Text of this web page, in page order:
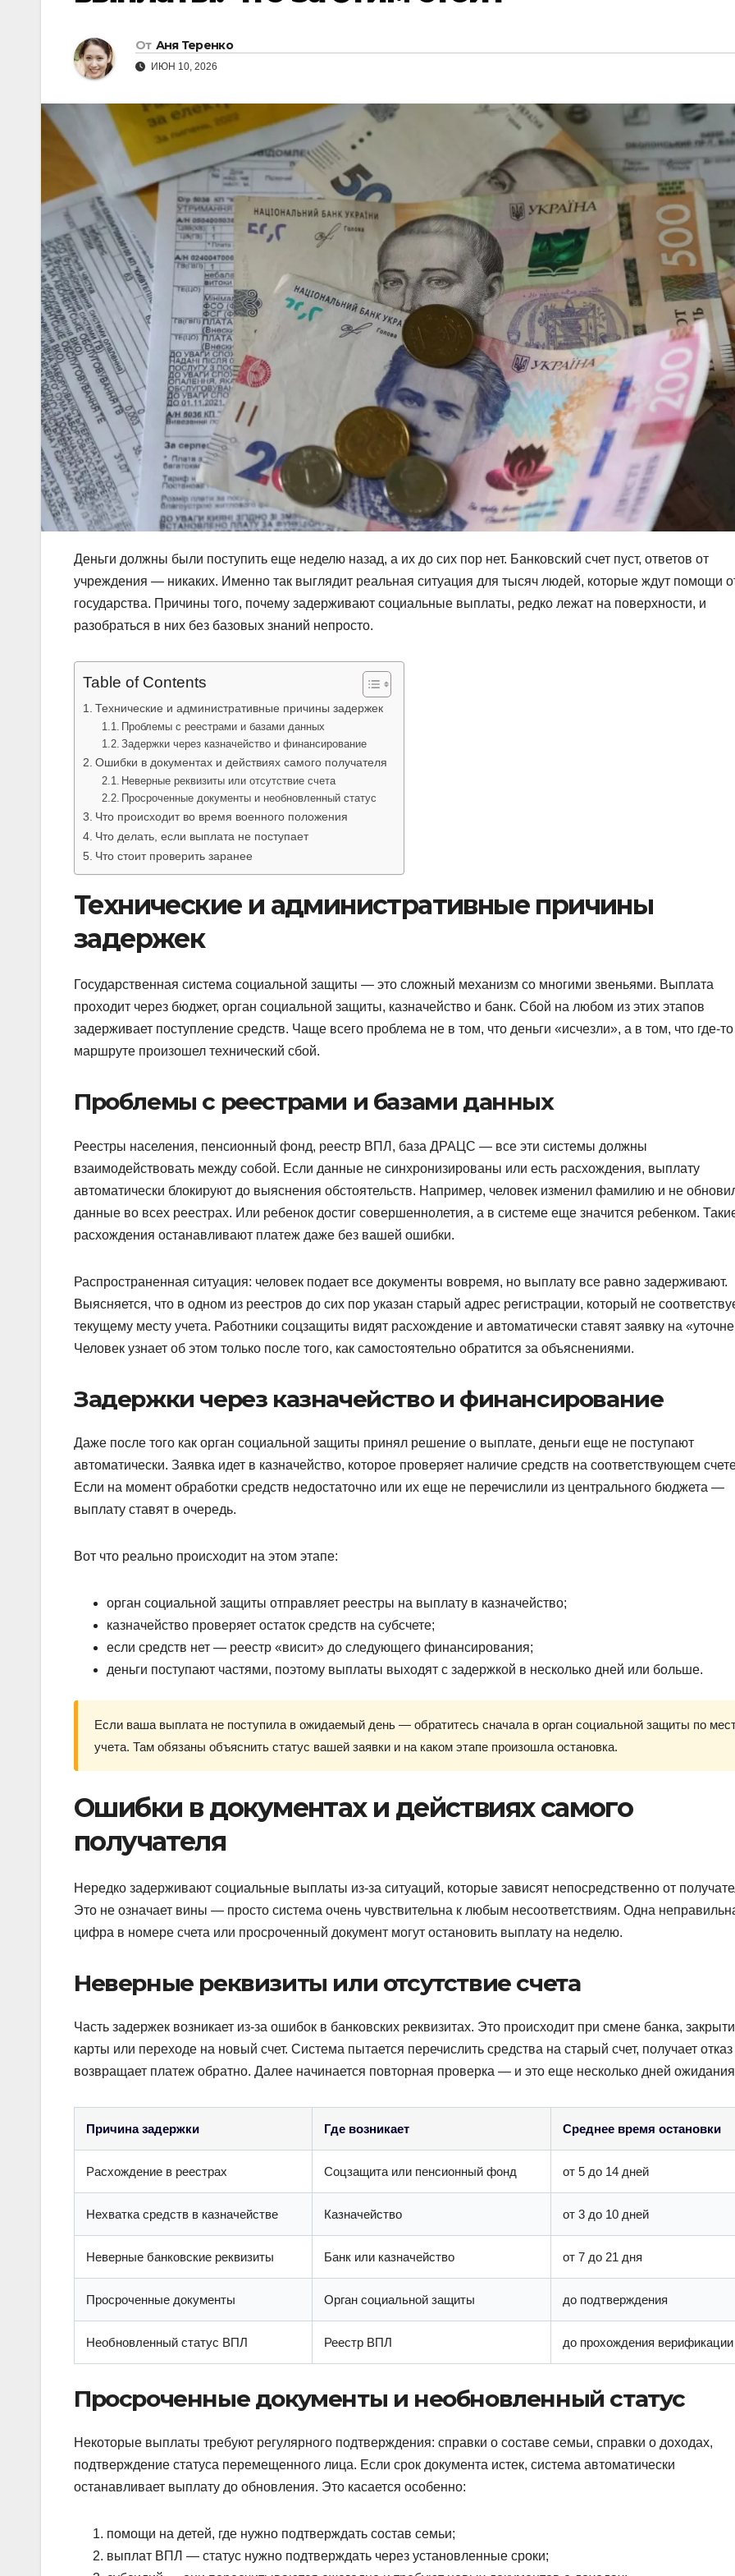
От Аня Теренко
ИЮН 10, 2026
Деньги должны были поступить еще неделю назад, а их до сих пор нет. Банковский счет пуст, ответов от
учреждения — никаких. Именно так выглядит реальная ситуация для тысяч людей, которые ждут помощи
государства. Причины того, почему задерживают социальные выплаты, редко лежат на поверхности, и
разобраться в них без базовых знаний непросто.
Table of Contents
Технические и административные причины задержек
Проблемы с реестрами и базами данных
Задержки через казначейство и финансирование
Ошибки в документах и действиях самого получателя
Неверные реквизиты или отсутствие счета
Просроченные документы и необновленный статус
Что происходит во время военного положения
Что делать, если выплата не поступает
Что стоит проверить заранее
Технические и административные причины
задержек
Государственная система социальной защиты — это сложный механизм со многими звеньями. Выплата
проходит через бюджет, орган социальной защиты, казначейство и банк. Сбой на любом из этих этапов
задерживает поступление средств. Чаще всего проблема не в том, что деньги «исчезли», а в том, что где-
маршруте произошел технический сбой.
Проблемы с реестрами и базами данных
Реестры населения, пенсионный фонд, реестр ВПЛ, база ДРАЦС — все эти системы должны
взаимодействовать между собой. Если данные не синхронизированы или есть расхождения, выплату
автоматически блокируют до выяснения обстоятельств. Например, человек изменил фамилию и не
данные во всех реестрах. Или ребенок достиг совершеннолетия, а в системе еще значится ребенком.
расхождения останавливают платеж даже без вашей ошибки.
Распространенная ситуация: человек подает все документы вовремя, но выплату все равно задерживают.
Выясняется, что в одном из реестров до сих пор указан старый адрес регистрации, который не
текущему месту учета. Работники соцзащиты видят расхождение и автоматически ставят заявку на
Человек узнает об этом только после того, как самостоятельно обратится за объяснениями.
Задержки через казначейство и финансирование
Даже после того как орган социальной защиты принял решение о выплате, деньги еще не поступают
автоматически. Заявка идет в казначейство, которое проверяет наличие средств на соответствующем
Если на момент обработки средств недостаточно или их еще не перечислили из центрального бюджета —
выплату ставят в очередь.
Вот что реально происходит на этом этапе:
орган социальной защиты отправляет реестры на выплату в казначейство;
казначейство проверяет остаток средств на субсчете;
если средств нет — реестр «висит» до следующего финансирования;
деньги поступают частями, поэтому выплаты выходят с задержкой в несколько дней или больше.
Если ваша выплата не поступила в ожидаемый день — обратитесь сначала в орган социальной защиты по
учета. Там обязаны объяснить статус вашей заявки и на каком этапе произошла остановка.
Ошибки в документах и действиях самого
получателя
Нередко задерживают социальные выплаты из-за ситуаций, которые зависят непосредственно от
Это не означает вины — просто система очень чувствительна к любым несоответствиям. Одна
цифра в номере счета или просроченный документ могут остановить выплату на неделю.
Неверные реквизиты или отсутствие счета
Часть задержек возникает из-за ошибок в банковских реквизитах. Это происходит при смене банка,
карты или переходе на новый счет. Система пытается перечислить средства на старый счет, получает отказ
возвращает платеж обратно. Далее начинается повторная проверка — и это еще несколько дней
Причина задержки Где возникает Среднее время остановки
Расхождение в реестрах Соцзащита или пенсионный фонд от 5 до 14 дней
Нехватка средств в казначействе Казначейство от 3 до 10 дней
Неверные банковские реквизиты Банк или казначейство от 7 до 21 дня
Просроченные документы Орган социальной защиты до подтверждения
Необновленный статус ВПЛ Реестр ВПЛ до прохождения верификации
Просроченные документы и необновленный статус
Некоторые выплаты требуют регулярного подтверждения: справки о составе семьи, справки о доходах,
подтверждение статуса перемещенного лица. Если срок документа истек, система автоматически
останавливает выплату до обновления. Это касается особенно:
помощи на детей, где нужно подтверждать состав семьи;
выплат ВПЛ — статус нужно подтверждать через установленные сроки;